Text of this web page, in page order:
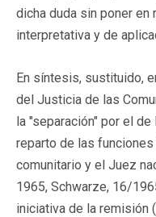
dicha duda sin poner
interpretativa y de
En síntesis, sustituido,
del Justicia de las
la "separación" por el
reparto de las
comunitario y el Juez
1965, Schwarze, 16/
iniciativa de la remisión